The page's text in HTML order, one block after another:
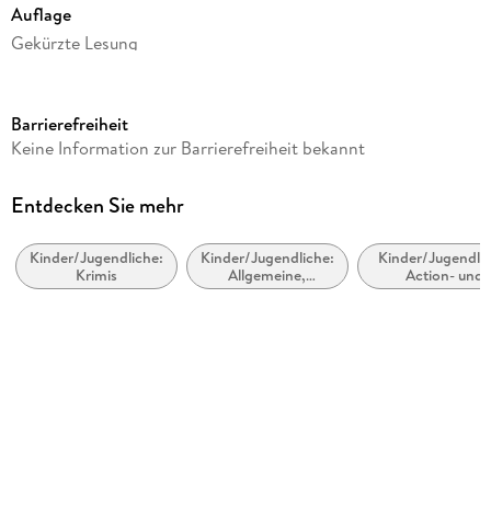
Auflage
Gekürzte Lesung
Dateigröße
Laufzeit
Altersempfehlung
von 8 bis 99 Jahren
Barrierefreiheit
Keine Information zur Barrierefreiheit bekannt
Entdecken Sie mehr
Kinder/Jugendliche:
Krimis
Kinder/Jugendliche:
Allgemeine,
moderne und
Kinder/
Action- und